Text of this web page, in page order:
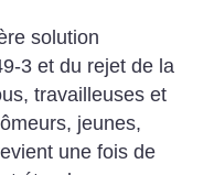
solution
3 et du rejet de la
travailleuses et
jeunes,
une fois de